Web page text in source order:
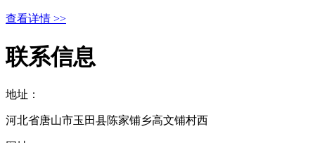
查看详情 >>
联系信息
地址：
河北省唐山市玉田县陈家铺乡高文铺村西